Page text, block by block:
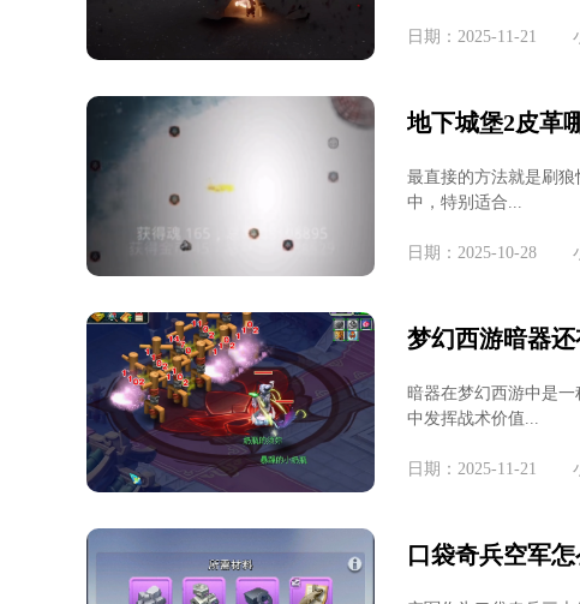
日期：2025-11-21
地下城堡2皮革
最直接的方法就是刷
中，特别适合...
日期：2025-10-28
梦幻西游暗器还
暗器在梦幻西游中是
中发挥战术价值...
日期：2025-11-21
口袋奇兵空军怎